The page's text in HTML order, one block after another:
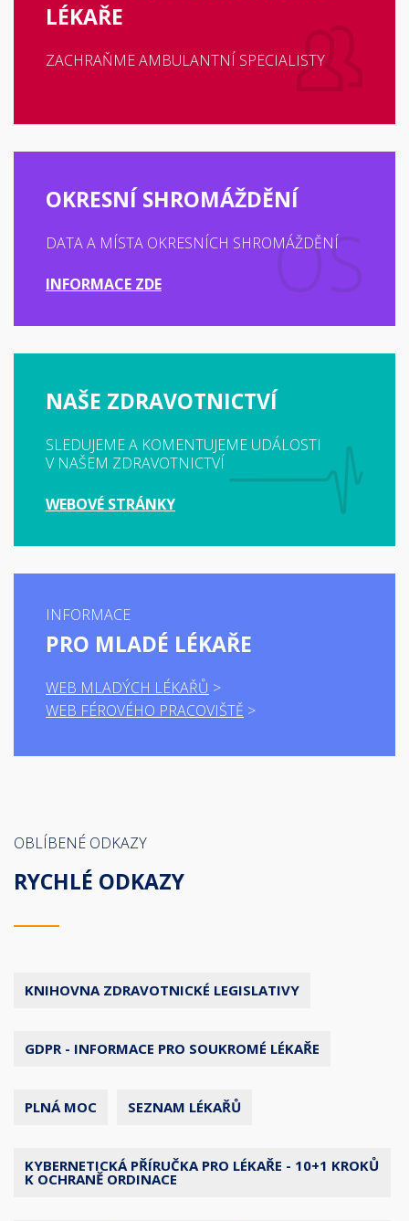
LÉKAŘE
ZACHRAŇME AMBULANTNÍ SPECIALISTY
OKRESNÍ SHROMÁŽDĚNÍ
DATA A MÍSTA OKRESNÍCH SHROMÁŽDĚNÍ
INFORMACE ZDE
NAŠE ZDRAVOTNICTVÍ
SLEDUJEME A KOMENTUJEME UDÁLOSTI
V NAŠEM ZDRAVOTNICTVÍ
WEBOVÉ STRÁNKY
INFORMACE
PRO MLADÉ LÉKAŘE
WEB MLADÝCH LÉKAŘŮ
WEB FÉROVÉHO PRACOVIŠTĚ
OBLÍBENÉ ODKAZY
RYCHLÉ ODKAZY
KNIHOVNA ZDRAVOTNICKÉ LEGISLATIVY
GDPR - INFORMACE PRO SOUKROMÉ LÉKAŘE
PLNÁ MOC SEZNAM LÉKAŘŮ
KYBERNETICKÁ PŘÍRUČKA PRO LÉKAŘE - 10+1 KROKŮ
K OCHRANĚ ORDINACE